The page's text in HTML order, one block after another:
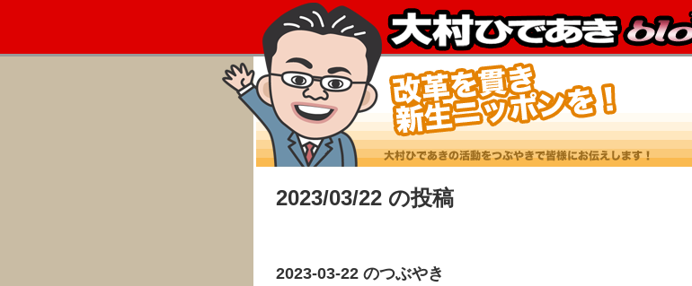
2023/03/22 の投稿
2023-03-22 のつぶやき